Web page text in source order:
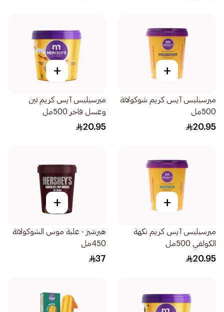
+
ميرسيليس آيس كريم شوكولاتة
500مل
20.95
+
ميرسيليس آيس كريم تين
وعسل فاخر 500مل
20.95
+
ميرسيليس آيس كريم نكهة
الكولفي 500مل
20.95
+
هيرشيز - علبة موس الشوكولاتة
450مل
37